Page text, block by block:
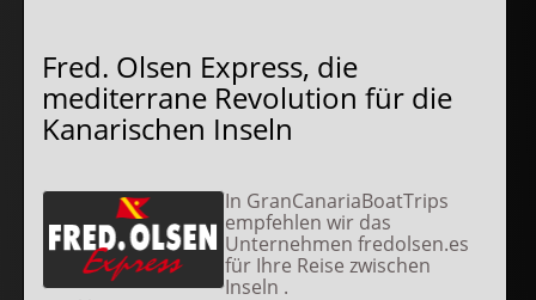
Fred. Olsen Express, die
mediterrane Revolution für die
Kanarischen Inseln
In GranCanariaBoatTrips
empfehlen wir das
Unternehmen fredolsen.es
für Ihre Reise zwischen
Inseln .